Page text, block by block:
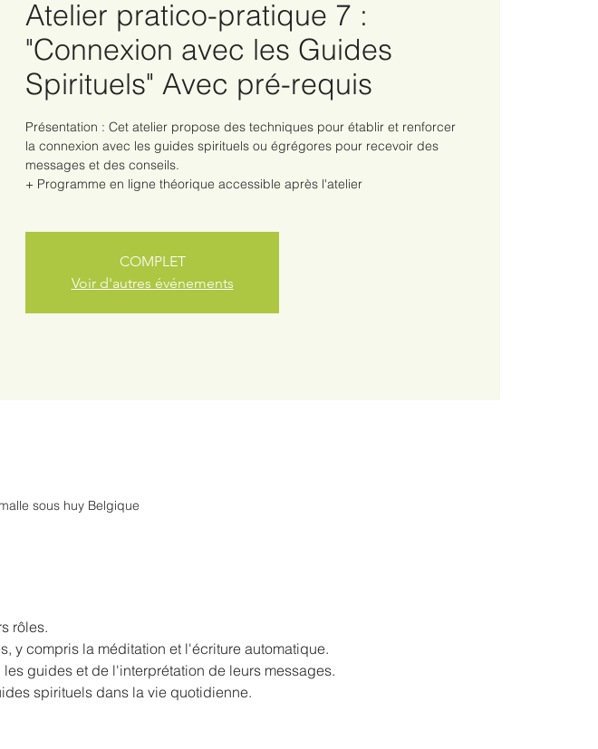
Atelier pratico-pratique 7 :
"Connexion avec les Guides
Spirituels" Avec pré-requis
Présentation : Cet atelier propose des techniques pour établir et renforcer
la connexion avec les guides spirituels ou égrégores pour recevoir des
messages et des conseils.
+ Programme en ligne théorique accessible après l'atelier
COMPLET
Voir d'autres événements
sous huy Belgique
rôles.
y compris la méditation et l'écriture automatique.
guides et de l'interprétation de leurs messages.
spirituels dans la vie quotidienne.